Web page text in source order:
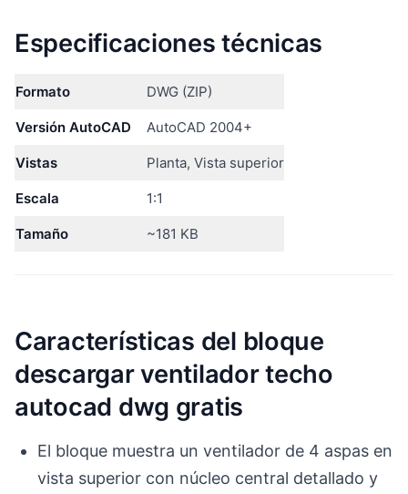
Especificaciones técnicas
Formato DWG (ZIP)
Versión AutoCAD AutoCAD 2004+
Vistas Planta, Vista superior
Escala 1:1
Tamaño ~181 KB
Características del bloque
descargar ventilador techo
autocad dwg gratis
El bloque muestra un ventilador de 4 aspas en
vista superior con núcleo central detallado y